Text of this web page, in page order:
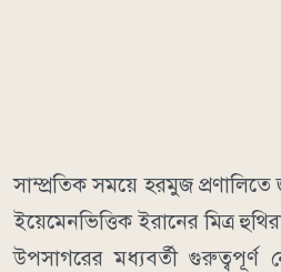
সাম্প্রতিক সময়ে হরমুজ প্রণালিতে
ইয়েমেনভিত্তিক ইরানের মিত্র
উপসাগরের মধ্যবর্তী গুরুত্বপূর্ণ